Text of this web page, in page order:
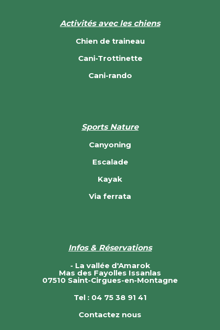
Activités avec les chiens
Chien de traineau
Cani-Trottinette
Cani-rando
Sports Nature
Canyoning
Escalade
Kayak
Via ferrata
Infos & Réservations
- La vallée d'Amarok
Mas des Fayolles Issanlas
07510 Saint-Cirgues-en-Montagne
Tel : 04 75 38 91 41
Contactez nous